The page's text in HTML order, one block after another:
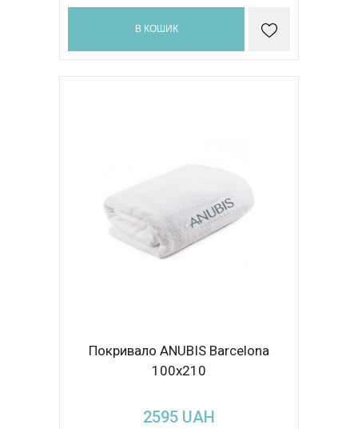
В КОШИК
Покривало ANUBIS Barcelona
100x210
2595 UAH